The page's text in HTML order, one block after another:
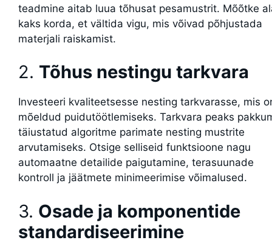
teadmine aitab luua tõhusat pesamustrit. Mõõtke
kaks korda, et vältida vigu, mis võivad põhjustada
materjali raiskamist.
2. Tõhus nestingu tarkvara
Investeeri kvaliteetsesse nesting tarkvarasse, mis
mõeldud puidutöötlemiseks. Tarkvara peaks
täiustatud algoritme parimate nesting mustrite
arvutamiseks. Otsige selliseid funktsioone nagu
automaatne detailide paigutamine, terasuunade
kontroll ja jäätmete minimeerimise võimalused.
3. Osade ja komponentide
standardiseerimine